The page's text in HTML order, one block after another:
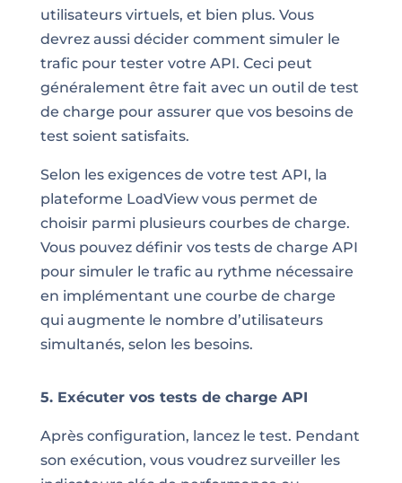
utilisateurs virtuels, et bien plus. Vous
devrez aussi décider comment simuler le
trafic pour tester votre API. Ceci peut
généralement être fait avec un outil de test
de charge pour assurer que vos besoins de
test soient satisfaits.
Selon les exigences de votre test API, la
plateforme LoadView vous permet de
choisir parmi plusieurs courbes de charge.
Vous pouvez définir vos tests de charge API
pour simuler le trafic au rythme nécessaire
en implémentant une courbe de charge
qui augmente le nombre d’utilisateurs
simultanés, selon les besoins.
5. Exécuter vos tests de charge API
Après configuration, lancez le test. Pendant
son exécution, vous voudrez surveiller les